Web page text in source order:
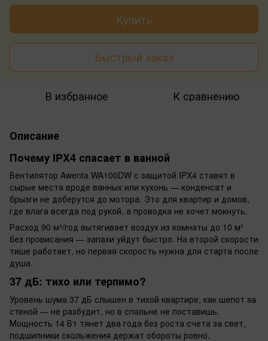
Купить
Быстрый заказ
В избранное К сравнению
Описание
Почему IPX4 спасает в ванной
Вентилятор Awenta WA100DW с защитой IPX4 ставят в
сырые места вроде ванных или кухонь — конденсат и
брызги не доберутся до мотора. Это для квартир и домов,
где влага всегда под рукой, а проводка не хочет мокнуть.
Расход 90 м³/год вытягивает воздух из комнаты до 10 м²
без провисания — запахи уйдут быстро. На второй скорости
тише работает, но первая скорость нужна для старта после
душа.
37 дБ: тихо или терпимо?
Уровень шума 37 дБ слышен в тихой квартире, как шепот за
стеной — не разбудит, но в спальне не поставишь.
Мощность 14 Вт тянет два года без роста счета за свет,
подшипники скольжения держат обороты ровно.